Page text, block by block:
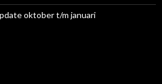
oktober t/m januari